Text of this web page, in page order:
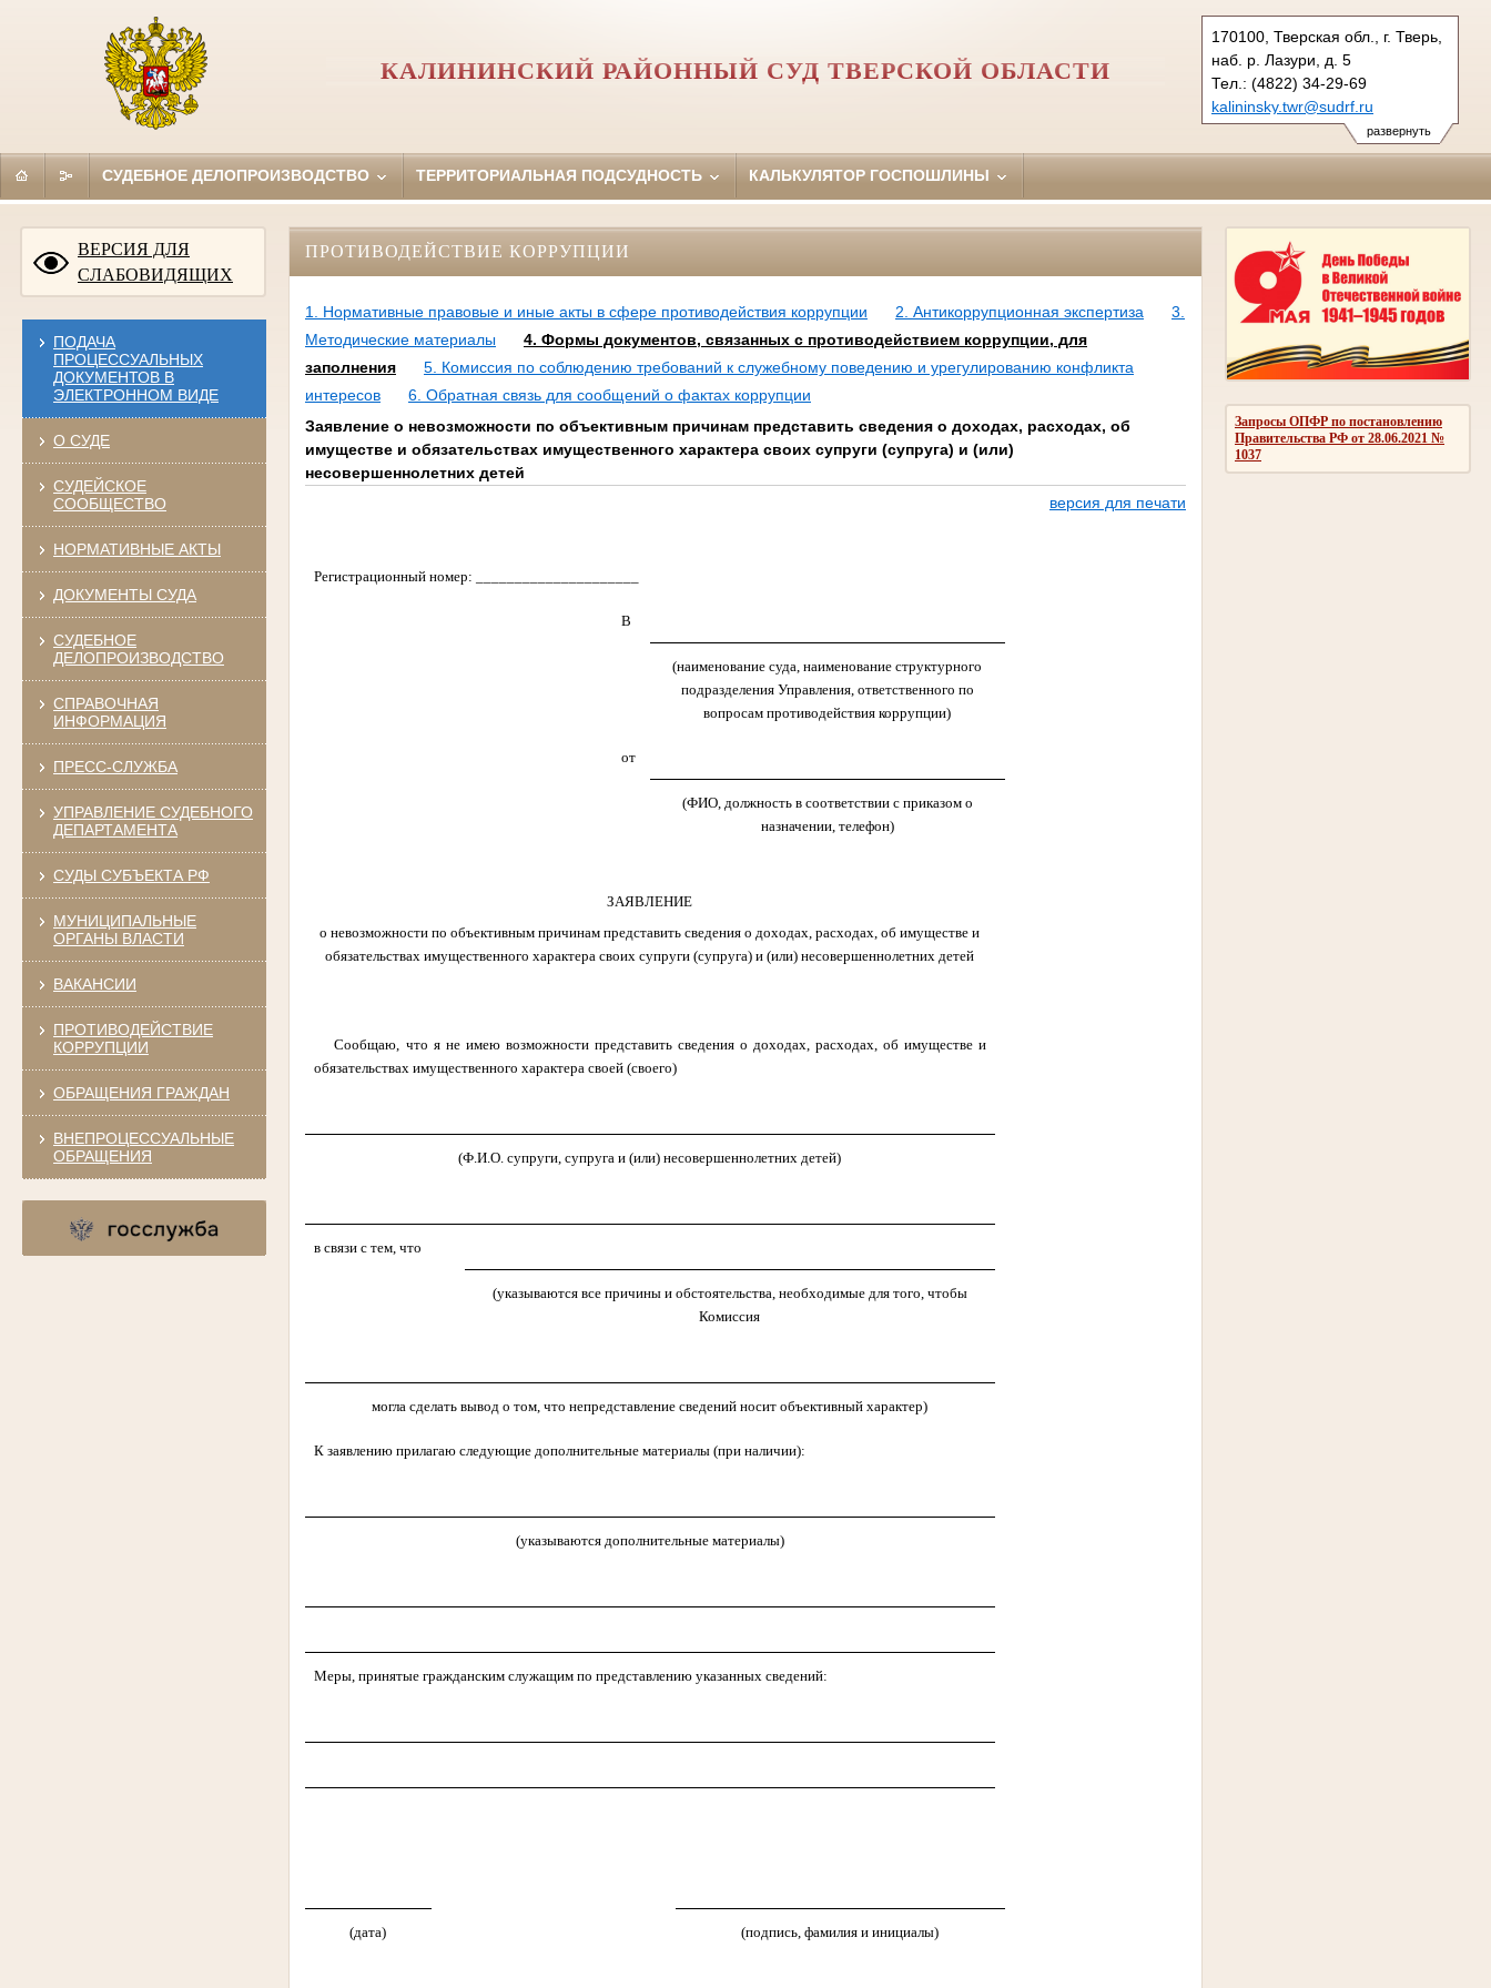
развернуть
170100, Тверская обл., г. Тверь,
наб. р. Лазури, д. 5
Тел.: (4822) 34-29-69
kalininsky.twr@sudrf.ru
КАЛИНИНСКИЙ РАЙОННЫЙ СУД ТВЕРСКОЙ ОБЛАСТИ
СУДЕБНОЕ ДЕЛОПРОИЗВОДСТВО ТЕРРИТОРИАЛЬНАЯ ПОДСУДНОСТЬ КАЛЬКУЛЯТОР ГОСПОШЛИНЫ
ВЕРСИЯ ДЛЯ
СЛАБОВИДЯЩИХ
ПОДАЧА
ПРОЦЕССУАЛЬНЫХ
ДОКУМЕНТОВ В
ЭЛЕКТРОННОМ ВИДЕ
О СУДЕ
СУДЕЙСКОЕ
СООБЩЕСТВО
НОРМАТИВНЫЕ АКТЫ
ДОКУМЕНТЫ СУДА
СУДЕБНОЕ
ДЕЛОПРОИЗВОДСТВО
СПРАВОЧНАЯ
ИНФОРМАЦИЯ
ПРЕСС-СЛУЖБА
УПРАВЛЕНИЕ СУДЕБНОГО
ДЕПАРТАМЕНТА
СУДЫ СУБЪЕКТА РФ
МУНИЦИПАЛЬНЫЕ
ОРГАНЫ ВЛАСТИ
ВАКАНСИИ
ПРОТИВОДЕЙСТВИЕ
КОРРУПЦИИ
ОБРАЩЕНИЯ ГРАЖДАН
ВНЕПРОЦЕССУАЛЬНЫЕ
ОБРАЩЕНИЯ
Запросы ОПФР по постановлению
Правительства РФ от 28.06.2021 №
1037
ПРОТИВОДЕЙСТВИЕ КОРРУПЦИИ
1. Нормативные правовые и иные акты в сфере противодействия коррупции 2. Антикоррупционная экспертиза
3.
Методические материалы
4. Формы документов, связанных с противодействием коррупции, для
заполнения
5. Комиссия по соблюдению требований к служебному поведению и урегулированию конфликта
интересов
6. Обратная связь для сообщений о фактах коррупции
Заявление о невозможности по объективным причинам представить сведения о доходах, расходах, об
имуществе и обязательствах имущественного характера своих супруги (супруга) и (или)
несовершеннолетних детей
версия для печати
Регистрационный номер: _____________________
В
(наименование суда, наименование структурного
подразделения Управления, ответственного по
вопросам противодействия коррупции)
от
(ФИО, должность в соответствии с приказом о
назначении, телефон)
ЗАЯВЛЕНИЕ
о невозможности по объективным причинам представить сведения о доходах, расходах, об имуществе и
обязательствах имущественного характера своих супруги (супруга) и (или) несовершеннолетних детей
Сообщаю, что я не имею возможности представить сведения о доходах, расходах, об имуществе и
обязательствах имущественного характера своей (своего)
(Ф.И.О. супруги, супруга и (или) несовершеннолетних детей)
в связи с тем, что
(указываются все причины и обстоятельства, необходимые для того, чтобы
Комиссия
могла сделать вывод о том, что непредставление сведений носит объективный характер)
К заявлению прилагаю следующие дополнительные материалы (при наличии):
(указываются дополнительные материалы)
Меры, принятые гражданским служащим по представлению указанных сведений:
(дата) (подпись, фамилия и инициалы)